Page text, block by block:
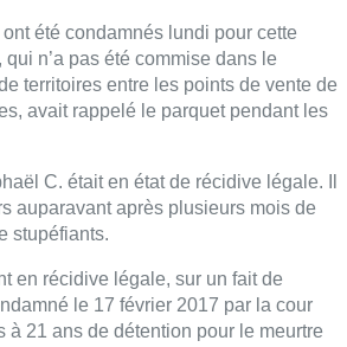
été condamnés lundi pour cette
qui n’a pas été commise dans le
territoires entre les points de vente de
avait rappelé le parquet pendant les
C. était en état de récidive légale. Il
auparavant après plusieurs mois de
stupéfiants.
en récidive légale, sur un fait de
le 17 février 2017 par la cour
à 21 ans de détention pour le meurtre